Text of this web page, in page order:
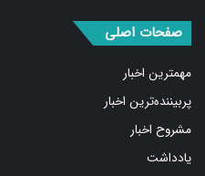
پربیننده‌ترین اخبار
مشروح اخبار
یادداشت
روایت روز
کسب و کار برتر
فیلم